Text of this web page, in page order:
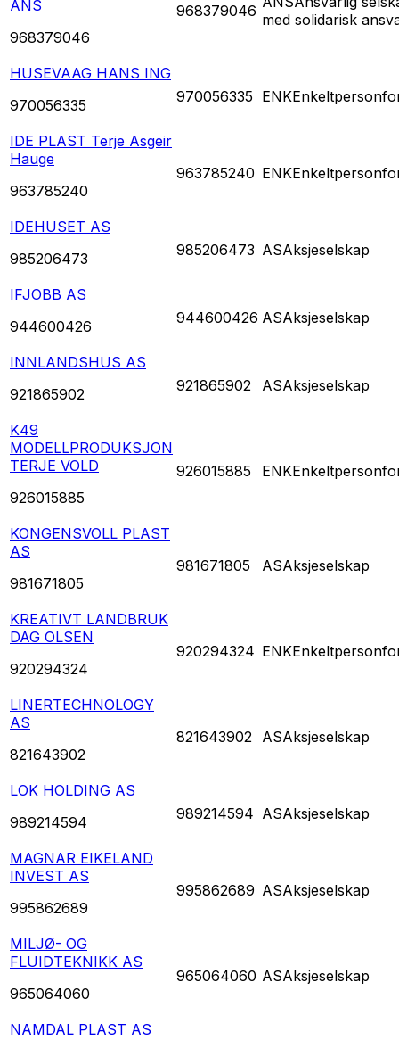
ANS
968379046
968379046 med solidarisk
HUSEVAAG HANS ING
970056335
970056335 ENK
IDE PLAST Terje Asgeir
Hauge
963785240
963785240 ENK
IDEHUSET AS
985206473
985206473 ASAksjeselskap
IFJOBB AS
944600426
944600426 ASAksjeselskap
INNLANDSHUS AS
921865902
921865902 ASAksjeselskap
K49
MODELLPRODUKSJON
TERJE VOLD
926015885
926015885 ENK
KONGENSVOLL PLAST
AS
981671805
981671805 ASAksjeselskap
KREATIVT LANDBRUK
DAG OLSEN
920294324
920294324 ENK
LINERTECHNOLOGY
AS
821643902
821643902 ASAksjeselskap
LOK HOLDING AS
989214594
989214594 ASAksjeselskap
MAGNAR EIKELAND
INVEST AS
995862689
995862689 ASAksjeselskap
MILJØ- OG
FLUIDTEKNIKK AS
965064060
965064060 ASAksjeselskap
NAMDAL PLAST AS